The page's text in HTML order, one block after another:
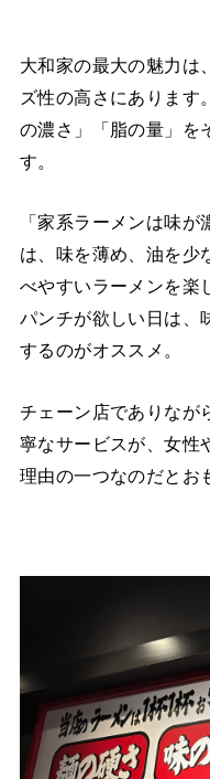
大和家の最大の魅力は
ズ性の高さにあります
の濃さ」「脂の量」を
す。
「家系ラーメンは味
は、味を薄め、油を少
べやすいラーメンを楽
パンチが欲しい日は、
するのがオススメ。
チェーン店でありなが
寧なサービスが、女性
理由の一つなのだとお